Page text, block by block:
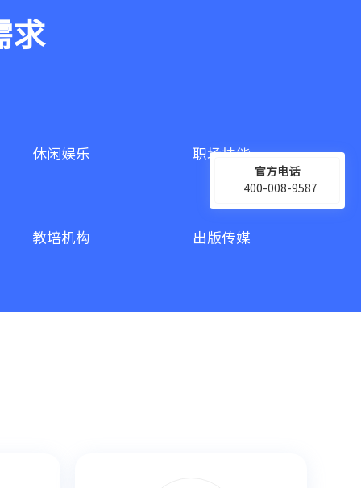
求
休闲娱乐 职场技能
教培机构 出版传媒
官方电话
400-008-9587